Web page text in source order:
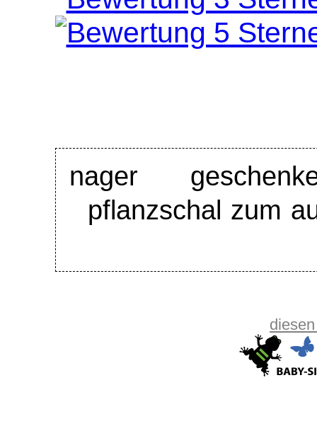
nager
pflanzschal zum